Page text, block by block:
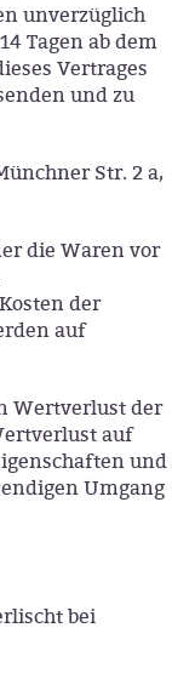
unverzüglich
Tagen ab dem
Vertrages
und zu
Str. 2 a,
die Waren vor
der
auf
Wertverlust der
auf
und
Umgang
bei